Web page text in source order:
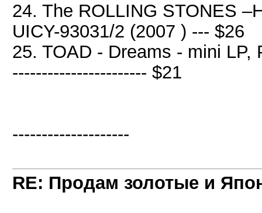
24. The ROLLING STONES
UICY-93031/2 (2007 ) --- $26
25. TOAD - Dreams - mini LP,
----------------------- $21
--------------------
RE: Продам золотые и